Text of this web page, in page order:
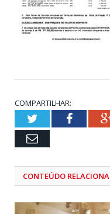
COMPARTILHAR:
Twitter
Email
CONTEÚDO